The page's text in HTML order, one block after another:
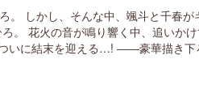
。 しかし、そんな中、颯斗と千春が
。 花火の音が鳴り響く中、追いかけ
いに結末を迎える…! ――豪華描き下